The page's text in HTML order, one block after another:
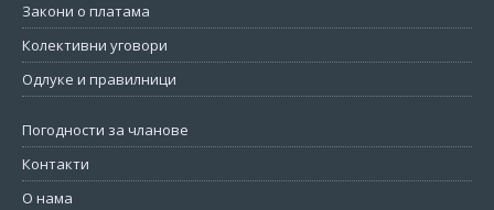
Закони о платама
Колективни уговори
Одлуке и правилници
Погодности за чланове
Контакти
О нама